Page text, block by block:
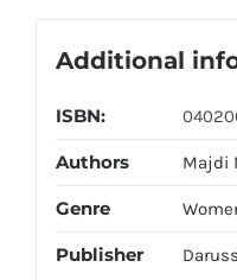
Additional
ISBN:
Authors Majdi
Genre
Publisher